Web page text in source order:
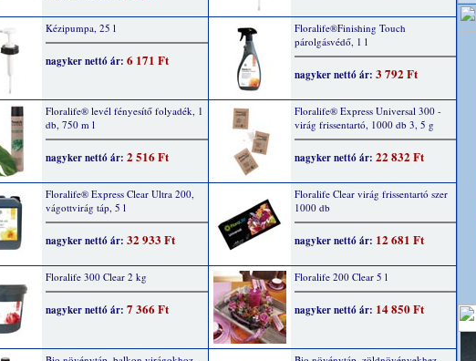
Kézipumpa, 25 l
nagyker nettó ár: 6 171 Ft
Floralife®Finishing Touch
párolgásvédő, 1 l
nagyker nettó ár: 3 792 Ft
Floralife® levél fényesítő folyadék, 1
db, 750 m l
nagyker nettó ár: 2 516 Ft
Floralife® Express Universal 300 -
virág frissentartó, 1000 db 3, 5 g
nagyker nettó ár: 22 832 Ft
Floralife® Express Clear Ultra 200,
vágottvirág táp, 5 l
nagyker nettó ár: 32 933 Ft
Floralife Clear virág frissentartó szer
1000 db
nagyker nettó ár: 12 681 Ft
Floralife 300 Clear 2 kg
nagyker nettó ár: 7 366 Ft
Floralife 200 Clear 5 l
nagyker nettó ár: 14 850 Ft